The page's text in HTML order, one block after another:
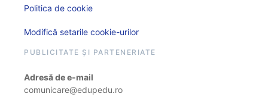
Politica de cookie
Modifică setarile cookie-urilor
PUBLICITATE ȘI PARTENERIATE
Adresă de e-mail
comunicare@edupedu.ro